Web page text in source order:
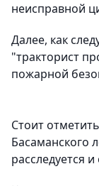
неисправной
Далее, как
"тракторист
пожарной
Стоит
Басаманского
расследуется